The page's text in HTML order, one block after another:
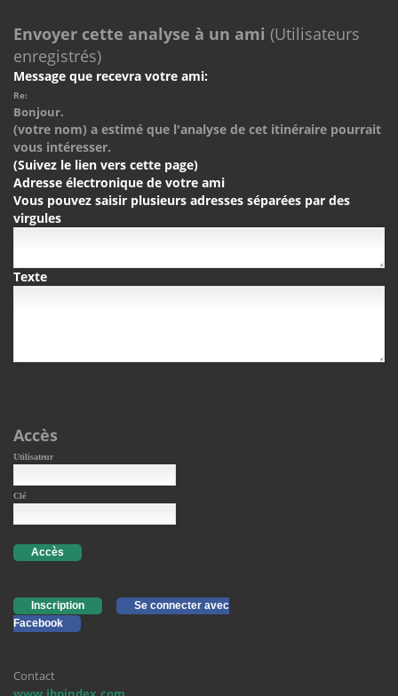
Envoyer cette analyse à un ami (Utilisateurs
enregistrés)
Message que recevra votre ami:
Re:
Bonjour.
(votre nom) a estimé que l'analyse de cet itinéraire pourrait
vous intéresser.
(Suivez le lien vers cette page)
Adresse électronique de votre ami
Vous pouvez saisir plusieurs adresses séparées par des
virgules
Texte
Accès
Utilisateur
Clé
Accès
Inscription
Se connecter avec
Facebook
Contact